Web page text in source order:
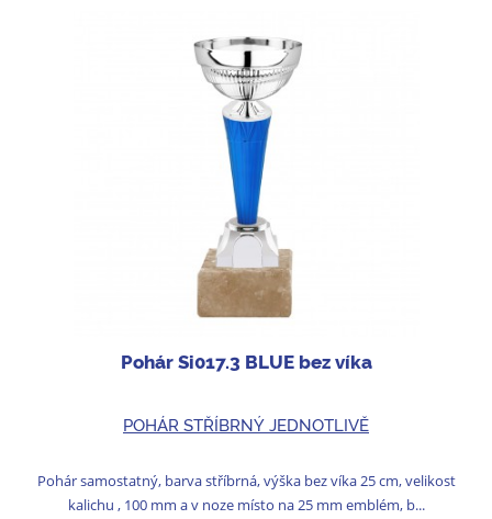
Pohár Si017.3 BLUE bez víka
POHÁR STŘÍBRNÝ JEDNOTLIVĚ
Pohár samostatný, barva stříbrná, výška bez víka 25 cm, velikost
kalichu , 100 mm a v noze místo na 25 mm emblém, b...